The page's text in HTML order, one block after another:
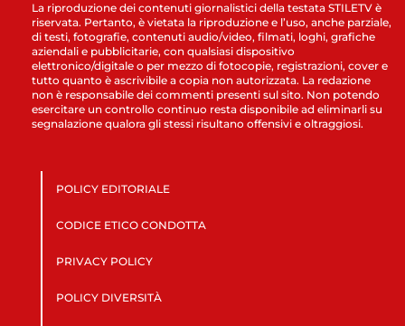
La riproduzione dei contenuti giornalistici della testata STILETV è
riservata. Pertanto, è vietata la riproduzione e l’uso, anche parziale,
di testi, fotografie, contenuti audio/video, filmati, loghi, grafiche
aziendali e pubblicitarie, con qualsiasi dispositivo
elettronico/digitale o per mezzo di fotocopie, registrazioni, cover e
tutto quanto è ascrivibile a copia non autorizzata. La redazione
non è responsabile dei commenti presenti sul sito. Non potendo
esercitare un controllo continuo resta disponibile ad eliminarli su
segnalazione qualora gli stessi risultano offensivi e oltraggiosi.
POLICY EDITORIALE
CODICE ETICO CONDOTTA
PRIVACY POLICY
POLICY DIVERSITÀ